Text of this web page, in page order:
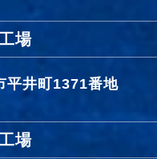
場
平井町1371番地
場